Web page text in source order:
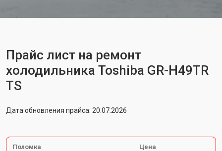
Прайс лист на ремонт
холодильника Toshiba GR-H49TR
TS
Дата обновления прайса: 20.07.2026
Поломка Цена